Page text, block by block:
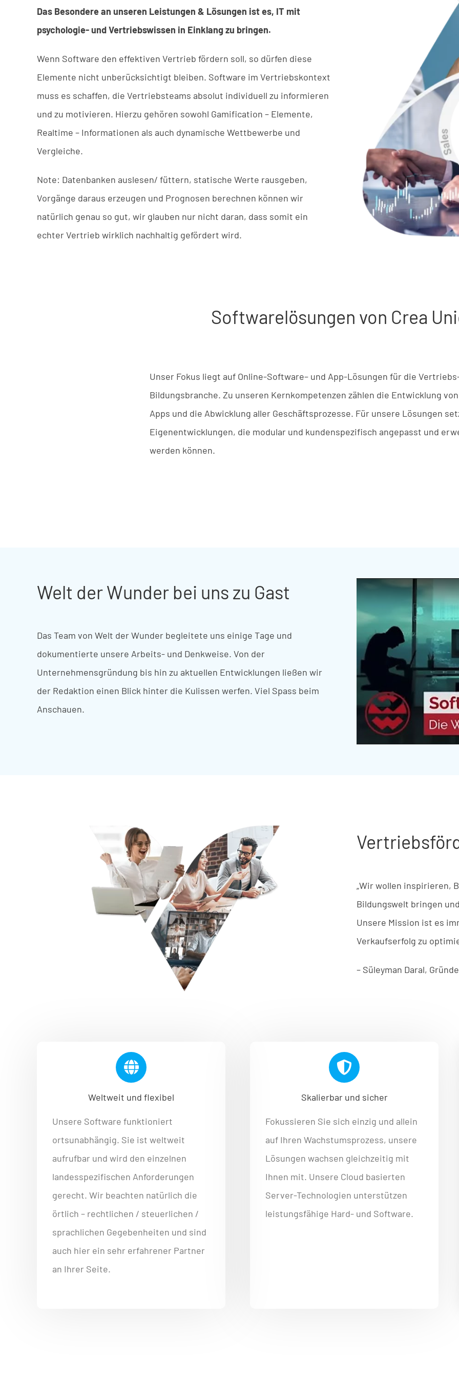
Das Besondere an unseren Leistungen & Lösungen ist es, IT mit
psychologie- und Vertriebswissen in Einklang zu bringen.
Wenn Software den effektiven Vertrieb fördern soll, so dürfen diese
Elemente nicht unberücksichtigt bleiben. Software im Vertriebskontext
muss es schaffen, die Vertriebsteams absolut individuell zu informieren
und zu motivieren. Hierzu gehören sowohl Gamification – Elemente,
Realtime – Informationen als auch dynamische Wettbewerbe und
Vergleiche.
Note: Datenbanken auslesen/ füttern, statische Werte rausgeben,
Vorgänge daraus erzeugen und Prognosen berechnen können wir
natürlich genau so gut, wir glauben nur nicht daran, dass somit ein
echter Vertrieb wirklich nachhaltig gefördert wird.
Softwarelösungen von Crea
Unser Fokus liegt auf Online-Software– und App-Lösungen für die Vertriebs
Bildungsbranche. Zu unseren Kernkompetenzen zählen die Entwicklung von
Apps und die Abwicklung aller Geschäftsprozesse. Fürunsere Lösungen
Eigenentwicklungen, die modular und kundenspezifisch angepasst und
werden können.
Welt der Wunder bei uns zu Gast
Das Team von Welt derWunderbegleitete uns einige Tage und
dokumentierte unsere Arbeits- und Denkweise. Von der
Unternehmensgründung bis hin zu aktuellen Entwicklungen ließen wir
der Redaktion einen Blick hinter die Kulissen werfen. Viel Spass beim
Anschauen.
„Wirwollen inspirieren,
Bildungswelt bringen u
Unsere Mission ist es
Verkaufserfolg zu
– Süleyman Daral,
Weltweit und flexibel
Unsere Software funktioniert
ortsunabhängig. Sie ist weltweit
aufrufbar und wird den einzelnen
landesspezifischen Anforderungen
gerecht. Wir beachten natürlich die
örtlich – rechtlichen / steuerlichen /
sprachlichen Gegebenheiten und sind
auch hier ein sehr erfahrener Partner
an Ihrer Seite.
Skalierbar und sicher
Fokussieren Sie sich einzig und allein
auf Ihren Wachstumsprozess, unsere
Lösungen wachsen gleichzeitig mit
Ihnen mit. Unsere Cloud basierten
Server-Technologien unterstützen
leistungsfähige Hard- und Software.